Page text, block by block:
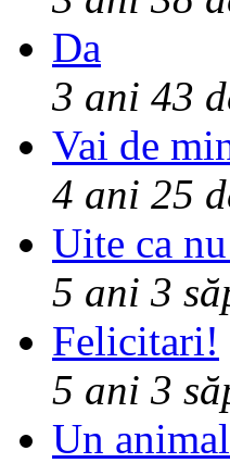
Da
3 ani 43
Vai de
4 ani 25
Uite ca
5 ani 3
Felicitari!
5 ani 3
Un